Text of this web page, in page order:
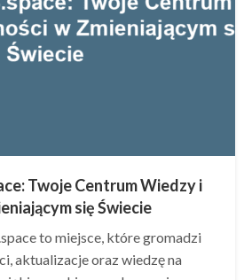
Twoje Centrum Wiedzy i
się Świecie
to miejsce, które gromadzi
aktualizacje oraz wiedzę na